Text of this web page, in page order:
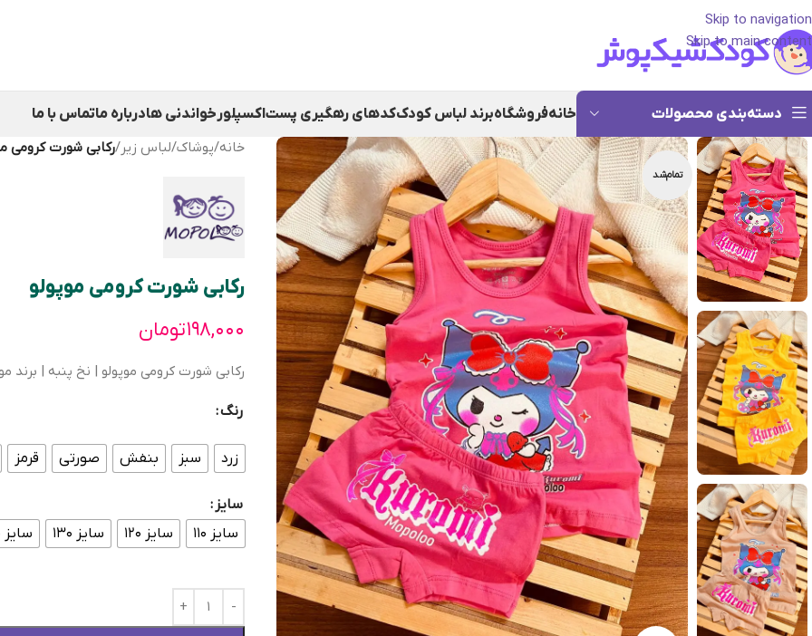
Skip to navigation
Skip to main content
دسته‌بندی محصولات خانهفروشگاهبرند لباس کودککدهای رهگیری پستاکسپلورخواندنی هادرباره ماتماس با ما
تمام‌شد
خانه/پوشاک/لباس زیر/رکابی شورت کرومی
رکابی شورت کرومی موپولو
۱۹۸,۰۰۰تومان
رکابی شورت کرومی موپولو | نخ پنبه | برند
رنگ
زرد سبز بنفش صورتی قرمز
سایز
سایز ۱۱۰
سایز ۱۲۰ سایز ۱۳۰ سایز ۱۴۰